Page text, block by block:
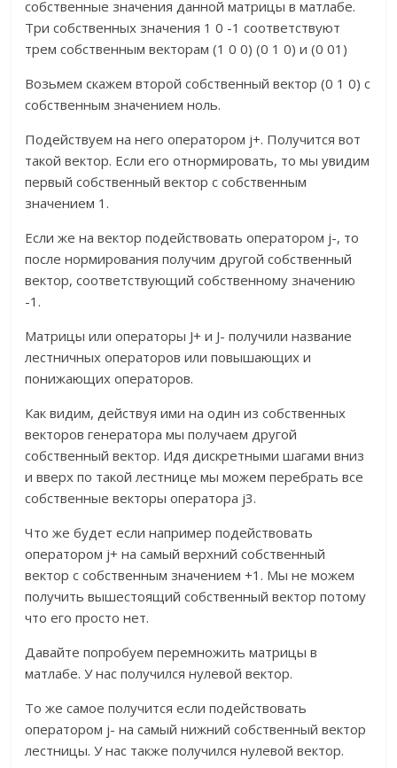
собственные значения данной матрицы в матлабе.
Три собственных значения 1 0 -1 соответствуют
трем собственным векторам (1 0 0) (0 1 0) и (0 01)
Возьмем скажем второй собственный вектор (0 1 0) с
собственным значением ноль.
Подействуем на него оператором j+. Получится вот
такой вектор. Если его отнормировать, то мы увидим
первый собственный вектор с собственным
значением 1.
Если же на вектор подействовать оператором j-, то
после нормирования получим другой собственный
вектор, соответствующий собственному значению
-1.
Матрицы или операторы J+ и J- получили название
лестничных операторов или повышающих и
понижающих операторов.
Как видим, действуя ими на один из собственных
векторов генератора мы получаем другой
собственный вектор. Идя дискретными шагами вниз
и вверх по такой лестнице мы можем перебрать все
собственные векторы оператора j3.
Что же будет если например подействовать
оператором j+ на самый верхний собственный
вектор с собственным значением +1. Мы не можем
получить вышестоящий собственный вектор потому
что его просто нет.
Давайте попробуем перемножить матрицы в
матлабе. У нас получился нулевой вектор.
То же самое получится если подействовать
оператором j- на самый нижний собственный вектор
лестницы. У нас также получился нулевой вектор.